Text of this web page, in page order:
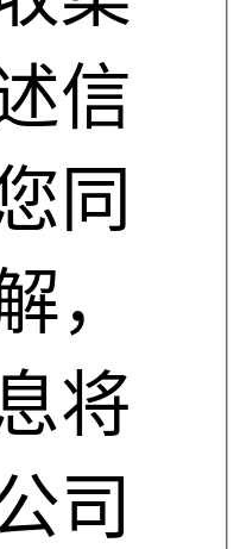
信
同
，
将
司